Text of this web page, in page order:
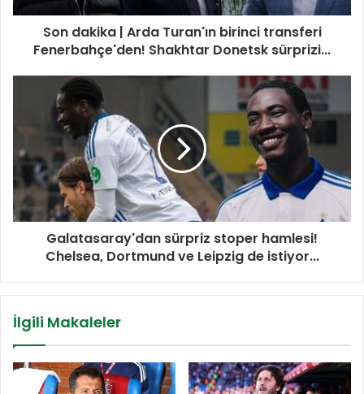
Son dakika | Arda Turan'ın birinci transferi
Fenerbahçe'den! Shakhtar Donetsk sürprizi...
Galatasaray'dan sürpriz stoper hamlesi!
Chelsea, Dortmund ve Leipzig de istiyor...
İlgili Makaleler